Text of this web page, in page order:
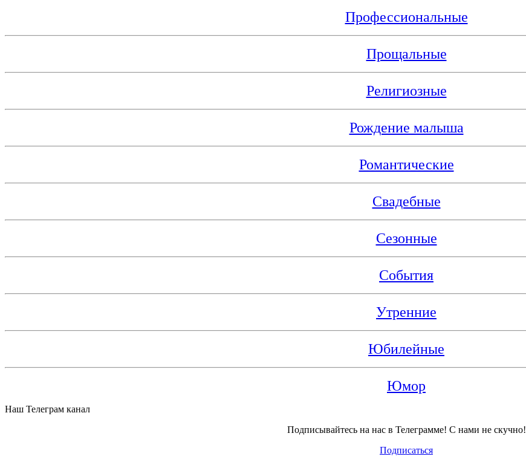
Профессиональные
Прощальные
Религиозные
Рождение малыша
Романтические
Свадебные
Сезонные
События
Утренние
Юбилейные
Юмор
Наш Телеграм канал
Подписывайтесь на нас в Телеграмме! С нами не скучно!
Подписаться